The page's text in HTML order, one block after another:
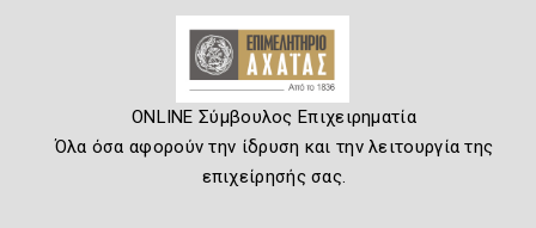
ONLINE Σύμβουλος Επιχειρηματία
Όλα όσα αφορούν την ίδρυση και την λειτουργία της
επιχείρησής σας.